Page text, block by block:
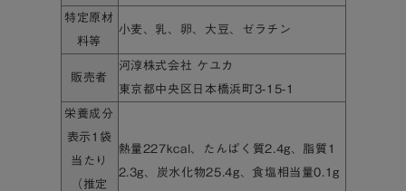
特定原材
料等
小麦、乳、卵、大豆、ゼラチン
販売者
河淳株式会社 ケユカ
東京都中央区日本橋浜町3-15-1
栄養成分
表示1袋
当たり
（推定
熱量227kcal、たんぱく質2.4g、脂質1
2.3g、炭水化物25.4g、食塩相当量0.1g